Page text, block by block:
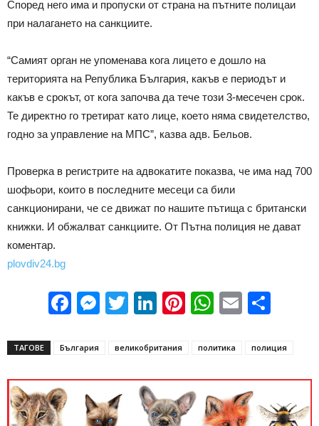
Според него има и пропуски от страна на пътните полицаи
при налагането на санкциите.
“Самият орган не упоменава кога лицето е дошло на
територията на Република България, какъв е периодът и
какъв е срокът, от кога започва да тече този 3-месечен срок.
Те директно го третират като лице, което няма свидетелство,
годно за управление на МПС”, казва адв. Бельов.
Проверка в регистрите на адвокатите показва, че има над 700
шофьори, които в последните месеци са били
санкционирани, че се движат по нашите пътища с британски
книжки. И обжалват санкциите. От Пътна полиция не дават
коментар.
plovdiv24.bg
Facebook
Messenger
Twitter
LinkedIn
Pinterest
WhatsApp
Email
ТАГОВЕ България великобритания политика полиция